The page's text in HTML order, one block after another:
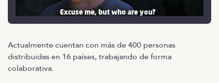
Actualmente cuentan con más de 400 personas
distribuidas en 16 países, trabajando de forma
colaborativa.